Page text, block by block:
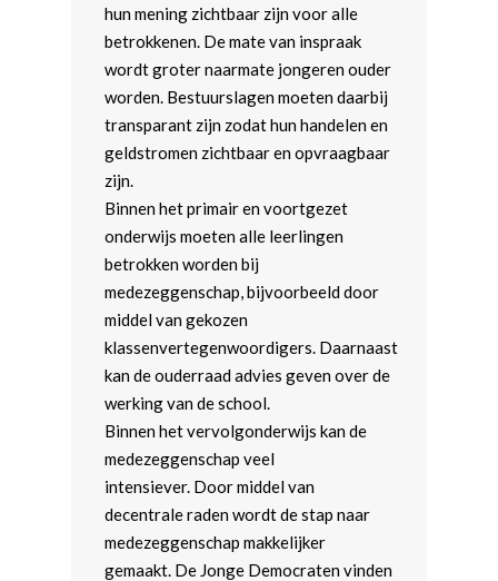
hun mening zichtbaar zijn voor alle
betrokkenen. De mate van inspraak
wordt groter naarmate jongeren ouder
worden. Bestuurslagen moeten daarbij
transparant zijn zodat hun handelen en
geldstromen zichtbaar en opvraagbaar
zijn.
Binnen het primair en voortgezet
onderwijs moeten alle leerlingen
betrokken worden bij
medezeggenschap, bijvoorbeeld door
middel van gekozen
klassenvertegenwoordigers. Daarnaast
kan de ouderraad advies geven over de
werking van de school.
Binnen het vervolgonderwijs kan de
medezeggenschap veel
intensiever. Door middel van
decentrale raden wordt de stap naar
medezeggenschap makkelijker
gemaakt. De Jonge Democraten vinden